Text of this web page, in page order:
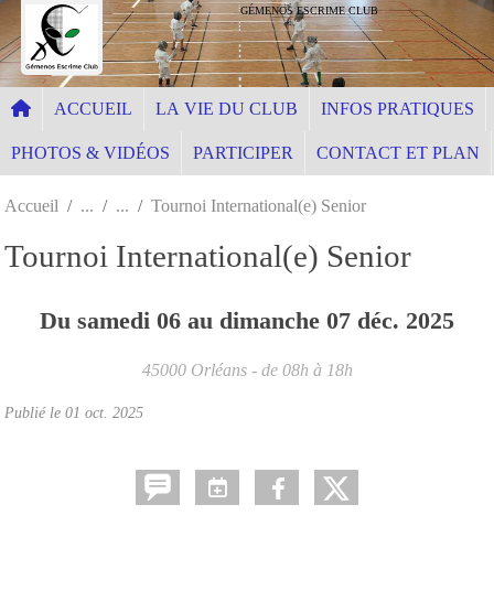
GÉMENOS ESCRIME CLUB
ACCUEIL LA VIE DU CLUB INFOS PRATIQUES
PHOTOS & VIDÉOS PARTICIPER CONTACT ET PLAN
Accueil Tournoi International(e) Senior
Tournoi International(e) Senior
Du samedi 06 au dimanche 07 déc. 2025
45000 Orléans - de 08h à 18h
Publié le 01 oct. 2025
Panneau de gestion des cookies